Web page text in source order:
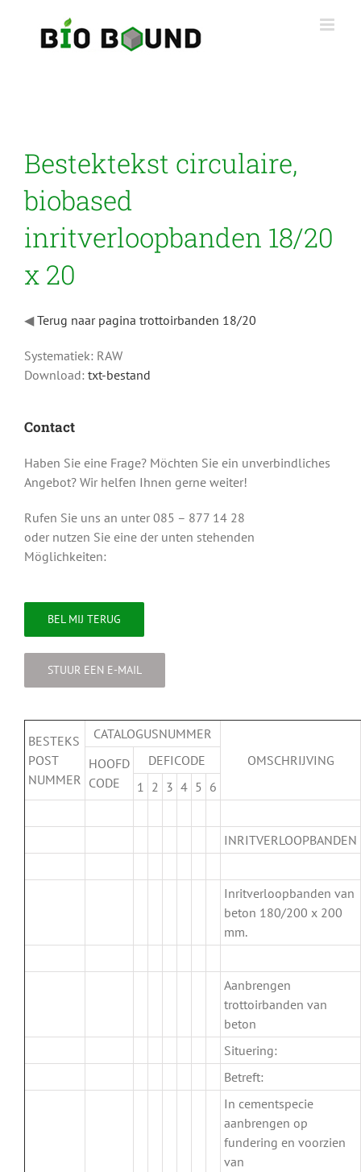
Bestektekst circulaire,
biobased
inritverloopbanden 18/20
x 20
◀Terug naar pagina trottoirbanden 18/20
Systematiek: RAW
Download: txt-bestand
Contact
Haben Sie eine Frage? Möchten Sie ein unverbindliches
Angebot? Wir helfen Ihnen gerne weiter!
Rufen Sie uns an unter 085 – 877 14 28
oder nutzen Sie eine der unten stehenden
Möglichkeiten:
BEL MIJ TERUG
STUUR EEN E-MAIL
BESTEKS
POST
NUMMER
CATALOGUSNUMMER
OMSCHRIJVING
HOOFD
CODE
DEFICODE
1 2 3 4 5 6
INRITVERLOOPBANDEN
Inritverloopbanden van
beton 180/200 x 200
mm.
Aanbrengen
trottoirbanden van
beton
Situering:
Betreft:
In cementspecie
aanbrengen op
fundering en voorzien
van